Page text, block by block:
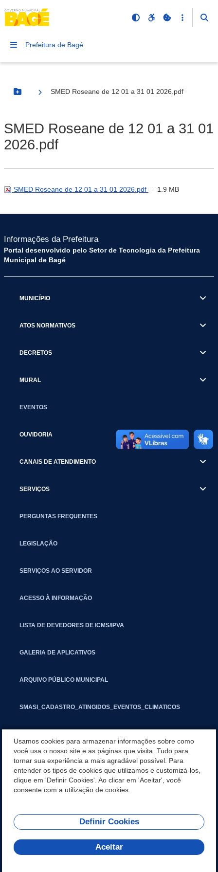
Prefeitura de Bagé
Botão Menu
SMED Roseane de 12 01 a 31 01 2026.pdf
SMED Roseane de 12 01 a 31 01
2026.pdf
SMED Roseane de 12 01 a 31 01 2026.pdf — 1.9 MB
Informações da Prefeitura
Portal desenvolvido pelo Setor de Tecnologia da Prefeitura
Municipal de Bagé
MUNICÍPIO
ATOS NORMATIVOS
DECRETOS
MURAL
EVENTOS
OUVIDORIA
CANAIS DE ATENDIMENTO
SERVIÇOS
PERGUNTAS FREQUENTES
LEGISLAÇÃO
SERVIÇOS AO SERVIDOR
ACESSO À INFORMAÇÃO
LISTA DE DEVEDORES DE ICMS/IPVA
GALERIA DE APLICATIVOS
ARQUIVO PÚBLICO MUNICIPAL
SMASI_CADASTRO_ATINGIDOS_EVENTOS_CLIMATICOS
INFORMATIVO PIT
SEGUNDA VIA IPTU
REDES SOCIAIS
Usamos cookies para armazenar informações sobre como
você usa o nosso site e as páginas que visita. Tudo para
tornar sua experiência a mais agradável possível. Para
entender os tipos de cookies que utilizamos e customizá-los,
clique em 'Definir Cookies'. Ao clicar em 'Aceitar', você
consente com a utilização de cookies.
Definir Cookies
Aceitar